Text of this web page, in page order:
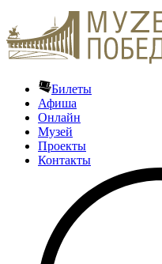
Билеты
Афиша
Онлайн
Музей
Проекты
Контакты